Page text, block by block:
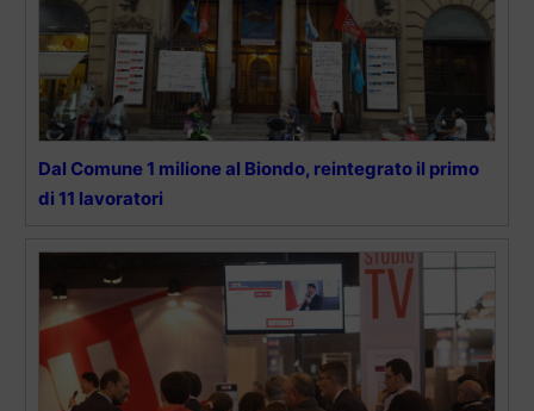
Dal Comune 1 milione al Biondo, reintegrato il primo
di 11 lavoratori